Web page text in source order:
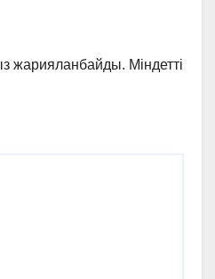
жарияланбайды. Міндетті